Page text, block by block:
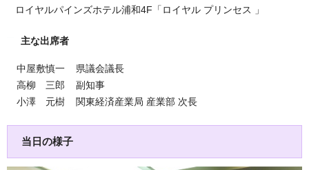
ロイヤルパインズホテル浦和4F「ロイヤル プリンセス 」
主な出席者
中屋敷慎一 県議会議長
高柳 三郎 副知事
小澤 元樹 関東経済産業局 産業部 次長
当日の様子